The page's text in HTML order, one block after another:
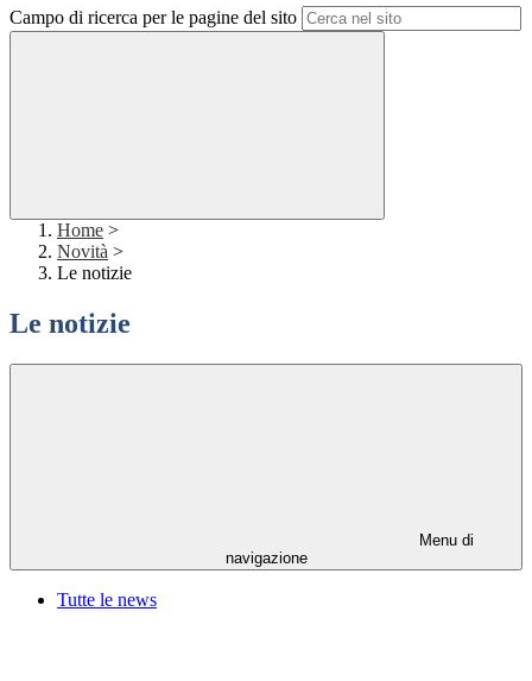
Campo di ricerca per le pagine del sito
Home >
Novità >
Le notizie
Le notizie
Menu di
navigazione
Tutte le news